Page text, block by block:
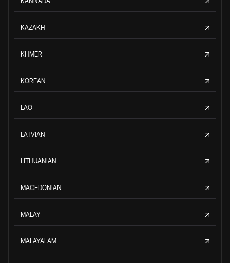
KAZAKH
KHMER
KOREAN
LAO
LATVIAN
LITHUANIAN
MACEDONIAN
MALAY
MALAYALAM